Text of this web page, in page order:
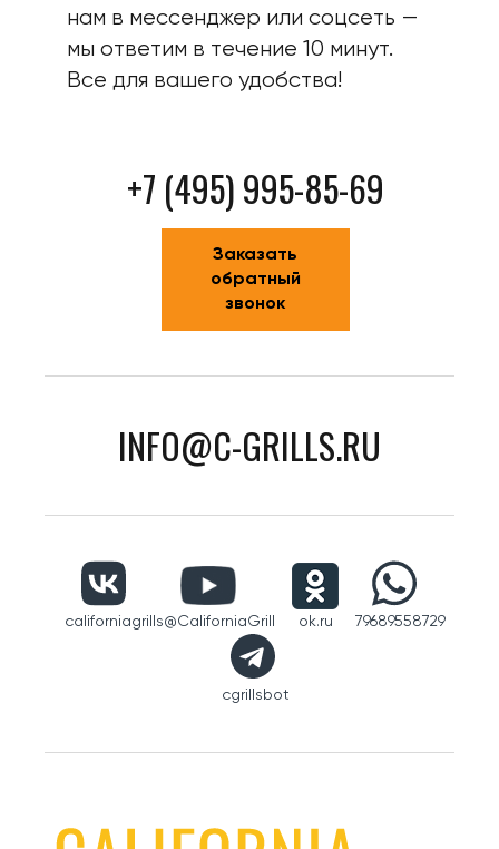
нам в мессенджер или соцсеть —
мы ответим в течение 10 минут.
Все для вашего удобства!
+7 (495) 995-85-69
Заказать
обратный
звонок
INFO@C-GRILLS.RU
californiagrills@CaliforniaGrill ok.ru 79689558729
cgrillsbot